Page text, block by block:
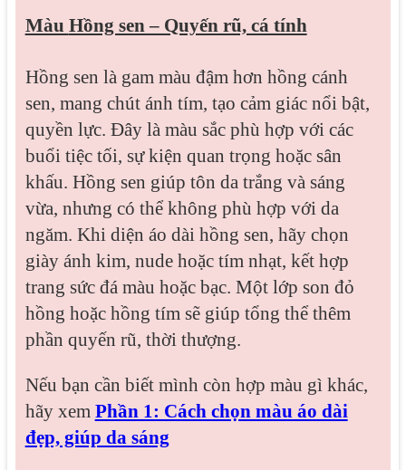
Màu Hồng sen – Quyến rũ, cá tính
Hồng sen là gam màu đậm hơn hồng cánh
sen, mang chút ánh tím, tạo cảm giác nổi bật,
quyền lực. Đây là màu sắc phù hợp với các
buổi tiệc tối, sự kiện quan trọng hoặc sân
khấu. Hồng sen giúp tôn da trắng và sáng
vừa, nhưng có thể không phù hợp với da
ngăm. Khi diện áo dài hồng sen, hãy chọn
giày ánh kim, nude hoặc tím nhạt, kết hợp
trang sức đá màu hoặc bạc. Một lớp son đỏ
hồng hoặc hồng tím sẽ giúp tổng thể thêm
phần quyến rũ, thời thượng.
Nếu bạn cần biết mình còn hợp màu gì khác,
hãy xem Phần 1: Cách chọn màu áo dài
đẹp, giúp da sáng